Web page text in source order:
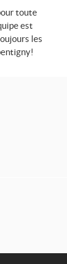
toute
est
les